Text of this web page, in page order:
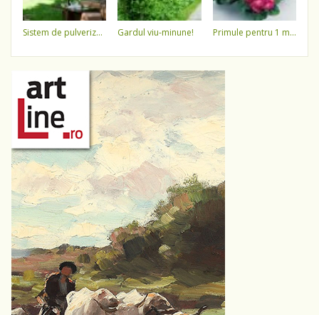
sistem de pulverizare a apei gardul viu-minune! primule pentru 1 martie 3,5 lei / ghiveci !!!!